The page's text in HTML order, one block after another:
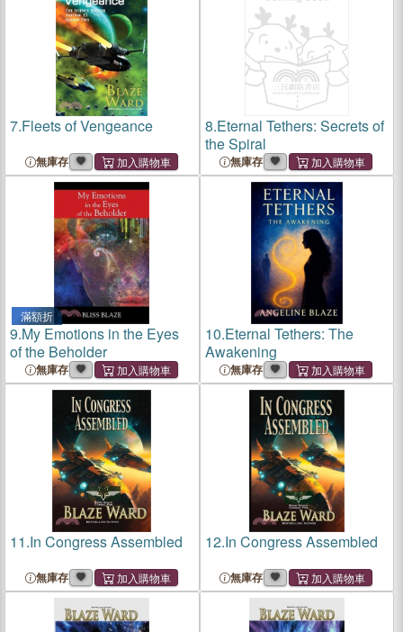
7.Fleets of Vengeance
無庫存
8.Eternal Tethers: Secrets of
the Spiral
無庫存
滿額折
9.My Emotions in the Eyes
of the Beholder
無庫存
10.Eternal Tethers: The
Awakening
無庫存
11.In Congress Assembled
無庫存
12.In Congress Assembled
無庫存